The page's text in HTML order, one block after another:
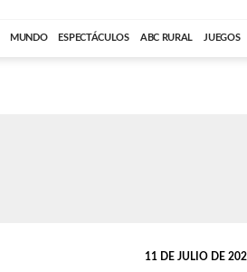
MUNDO ESPECTÁCULOS ABC RURAL JUEGOS
11 DE JULIO DE